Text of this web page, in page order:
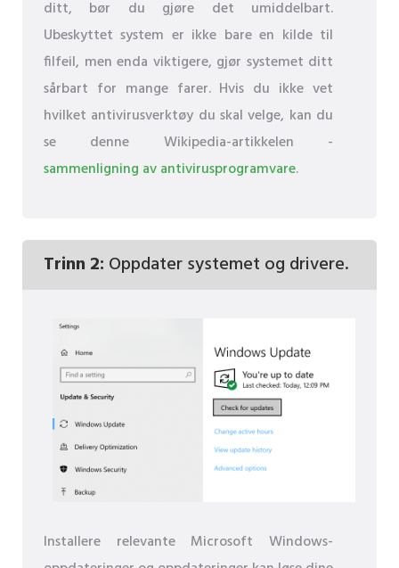
ditt, bør du gjøre det umiddelbart.
Ubeskyttet system er ikke bare en kilde til
filfeil, men enda viktigere, gjør systemet ditt
sårbart for mange farer. Hvis du ikke vet
hvilket antivirusverktøy du skal velge, kan du
se denne Wikipedia-artikkelen -
sammenligning av antivirusprogramvare.
Trinn 2: Oppdater systemet og drivere.
Installere relevante Microsoft Windows-